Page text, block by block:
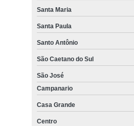
Santa Maria
Santa Paula
Santo Antônio
São Caetano do Sul
São José
Campanario
Casa Grande
Centro